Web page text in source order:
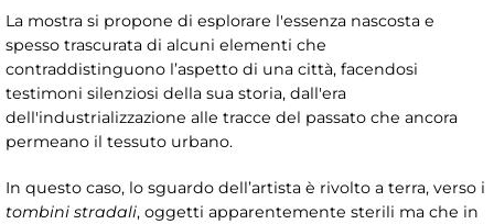
La mostra si propone di esplorare l'essenza nascosta e
spesso trascurata di alcuni elementi che
contraddistinguono l’aspetto di una città, facendosi
testimoni silenziosi della sua storia, dall'era
dell'industrializzazione alle tracce del passato che ancora
permeano il tessuto urbano.
In questo caso, lo sguardo dell’artista è rivolto a terra, verso i
tombini stradali, oggetti apparentemente sterili ma che in